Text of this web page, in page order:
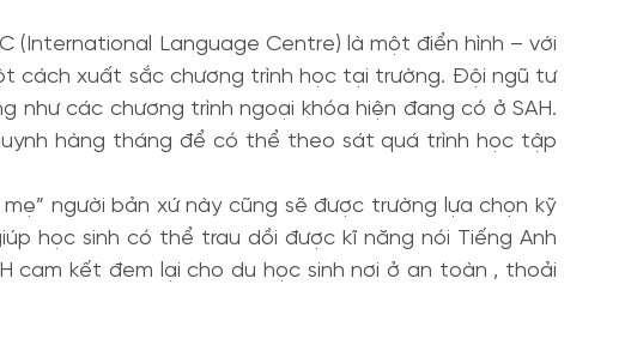
(International Language Centre) là một điển hình – với
cách xuất sắc chương trình học tại trường. Đội ngũ tư
như các chương trình ngoại khóa hiện đang có ở SAH.
hàng tháng để có thể theo sát quá trình học tập
người bản xứ này cũng sẽ được trường lựa chọn kỹ
học sinh có thể trau dồi được kĩ năng nói Tiếng Anh
cam kết đem lại cho du học sinh nơi ở an toàn , thoải